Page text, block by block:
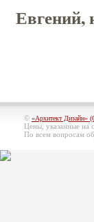
© «Архитект
Цены, указанные на
По всем вопросам